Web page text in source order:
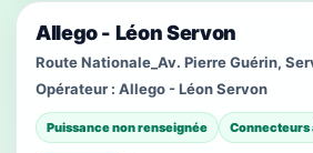
Allego - Léon Servon
Route Nationale_Av. Pierre Guérin,
Opérateur : Allego - Léon Servon
Puissance non renseignée Connecteurs